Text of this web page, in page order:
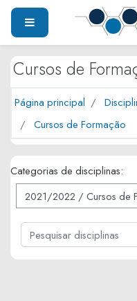
Ir para o conteúdo principal
PAINEL LATERAL
Cursos de
Página principal
Cursos de Formação
Categorias de disciplinas:
Pesquisar disciplinas